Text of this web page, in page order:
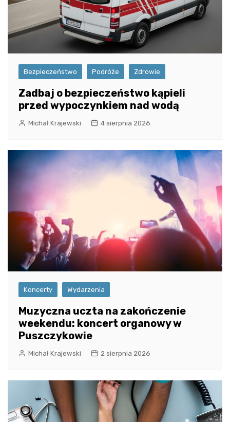
Bezpieczeństwo Podróże Zdrowie
Zadbaj o bezpieczeństwo kąpieli
przed wypoczynkiem nad wodą
Michał Krajewski 4 sierpnia 2026
Koncerty Wydarzenia
Muzyczna uczta na zakończenie
weekendu: koncert organowy w
Puszczykowie
Michał Krajewski 2 sierpnia 2026